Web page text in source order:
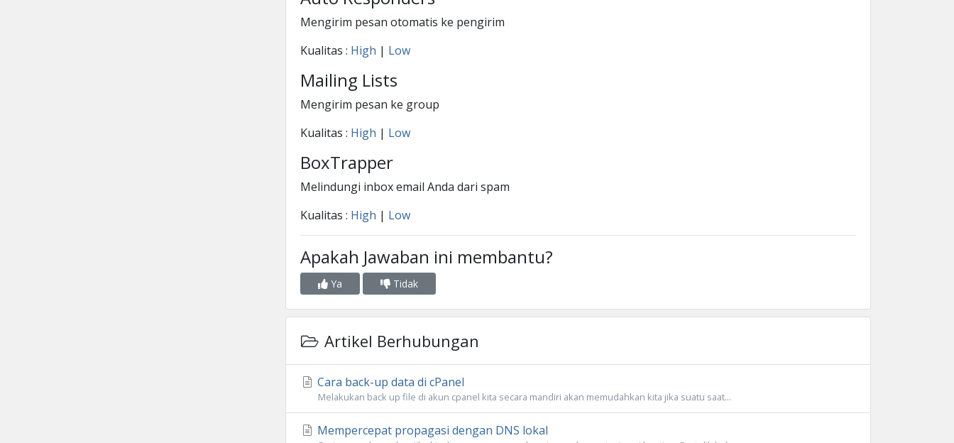
Mengirim pesan otomatis ke pengirim
Kualitas : High | Low
Mailing Lists
Mengirim pesan ke group
Kualitas : High | Low
BoxTrapper
Melindungi inbox email Anda dari spam
Kualitas : High | Low
Apakah Jawaban ini membantu?
Ya Tidak
Artikel Berhubungan
Cara back-up data di cPanel
Melakukan back up file di akun cpanel kita secara mandiri akan memudahkan kita jika suatu saat...
Mempercepat propagasi dengan DNS lokal